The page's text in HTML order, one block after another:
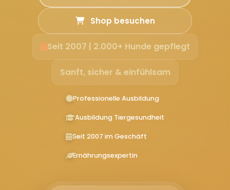
Shop besuchen
Seit 2007 | 2.000+ Hunde gepflegt
Sanft, sicher & einfühlsam
Professionelle Ausbildung
Ausbildung Tiergesundheit
Seit 2007 im Geschäft
Ernährungsexpertin